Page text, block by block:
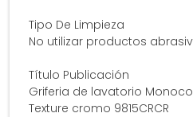
Tipo De Limpieza
No utilizar productos
Título Publicación
Griferia de lavatorio
Texture cromo 9815CRCR